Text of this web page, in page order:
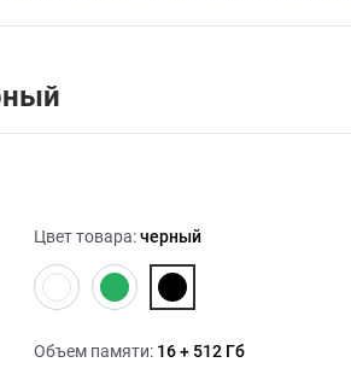
Цвет товара:черный
Объем памяти: 16 + 512 Гб